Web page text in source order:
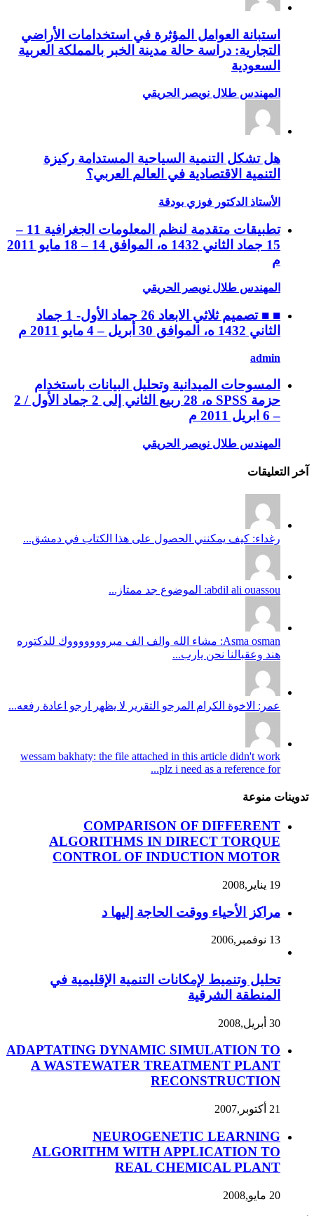
استبانة العوامل المؤثرة في استخدامات الأراضي
التجارية: دراسة حالة مدينة الخبر بالمملكة العربية
السعودية
المهندس طلال نويصر الحريقي
هل تشكل التنمية السياحية المستدامة ركيزة
التنمية الاقتصادية في العالم العربي؟
الأستاذ الدكتور فوزي بودقة
تطبيقات متقدمة لنظم المعلومات الجغرافية 11 –
15 جماد الثاني 1432 ه، الموافق 14 – 18 مايو 2011
م
المهندس طلال نويصر الحريقي
■ ■ تصميم ثلاثي الابعاد 26 جماد الأول- 1 جماد
الثاني 1432 ه، الموافق 30 أبريل – 4 مايو 2011 م
admin
المسوحات الميدانية وتحليل البيانات باستخدام
حزمة SPSS ه، 28 ربيع الثاني إلى 2 جماد الأول / 2
– 6 ابريل 2011 م
المهندس طلال نويصر الحريقي
آخر التعليقات
رغداء: كيف يمكنني الحصول على هذا الكتاب في دمشق...
abdil ali ouassou: الموضوع جد ممتاز...
Asma osman: مشاء الله والف الف مبروووووووك للدكتوره
هند وعقبالنا نحن يارب...
عمر: الاخوة الكرام المرجو التقرير لا يظهر ارجو اعادة رفعه...
wessam bakhaty: the file attached in this article didn't work
plz i need as a reference for...
تدوينات منوعة
COMPARISON OF DIFFERENT
ALGORITHMS IN DIRECT TORQUE
CONTROL OF INDUCTION MOTOR
19 يناير,2008
مراكز الأحياء ووقت الحاجة إليها د
13 نوفمبر,2006
تحليل وتنميط لإمكانات التنمية الإقليمية في
المنطقة الشرقية
30 أبريل,2008
ADAPTATING DYNAMIC SIMULATION TO
A WASTEWATER TREATMENT PLANT
RECONSTRUCTION
21 أكتوبر,2007
NEUROGENETIC LEARNING
ALGORITHM WITH APPLICATION TO
REAL CHEMICAL PLANT
20 مايو,2008